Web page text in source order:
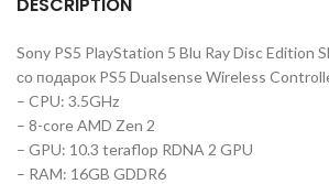
Sony PS5 PlayStation 5 Blu Ray Disc Edition
со подарок PS5 Dualsense Wireless
– CPU: 3.5GHz
– 8-core AMD Zen 2
– GPU: 10.3 teraflop RDNA 2 GPU
– RAM: 16GB GDDR6